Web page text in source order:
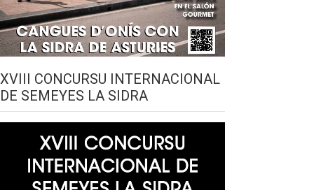
XVIII CONCURSU INTERNACIONAL
DE SEMEYES LA SIDRA